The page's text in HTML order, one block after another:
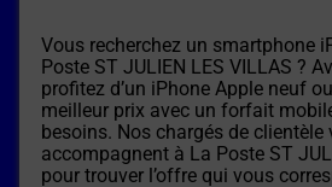
Vous recherchez un smartphone
Poste ST JULIEN LES VILLAS ?
profitez d’un iPhone Apple neuf
meilleur prix avec un forfait
besoins. Nos chargés de clientèle
accompagnent à La Poste ST
pour trouver l’offre qui vous